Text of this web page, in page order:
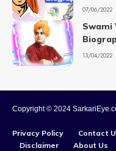
07/06/2022
Swami
13/04/2022
Copyright © 2024
Privacy Policy Contact
Disclaimer
About Us